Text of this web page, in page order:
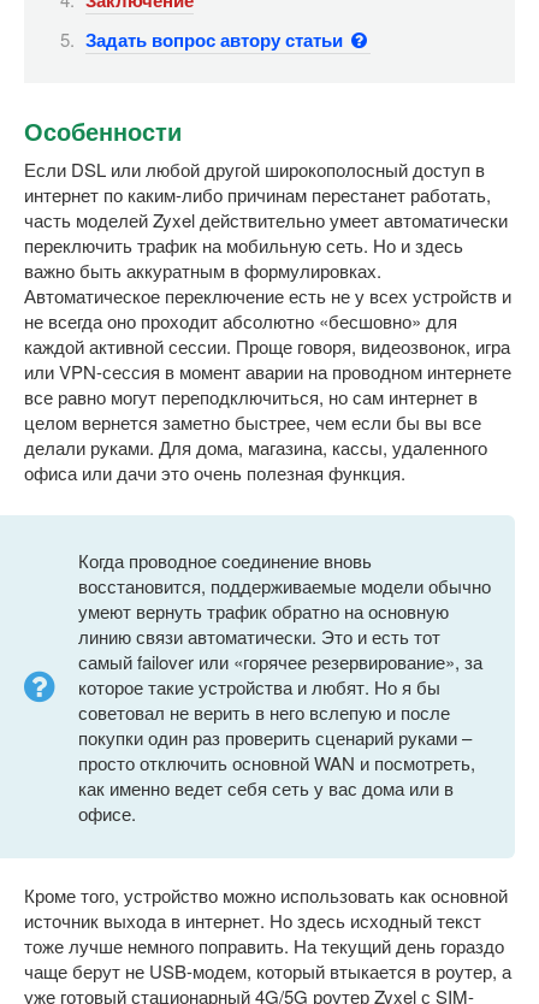
Задать вопрос автору статьи
Особенности
Если DSL или любой другой широкополосный доступ в
интернет по каким-либо причинам перестанет работать,
часть моделей Zyxel действительно умеет автоматически
переключить трафик на мобильную сеть. Но и здесь
важно быть аккуратным в формулировках.
Автоматическое переключение есть не у всех устройств и
не всегда оно проходит абсолютно «бесшовно» для
каждой активной сессии. Проще говоря, видеозвонок, игра
или VPN-сессия в момент аварии на проводном интернете
все равно могут переподключиться, но сам интернет в
целом вернется заметно быстрее, чем если бы вы все
делали руками. Для дома, магазина, кассы, удаленного
офиса или дачи это очень полезная функция.
Когда проводное соединение вновь
восстановится, поддерживаемые модели обычно
умеют вернуть трафик обратно на основную
линию связи автоматически. Это и есть тот
самый failover или «горячее резервирование», за
которое такие устройства и любят. Но я бы
советовал не верить в него вслепую и после
покупки один раз проверить сценарий руками –
просто отключить основной WAN и посмотреть,
как именно ведет себя сеть у вас дома или в
офисе.
Кроме того, устройство можно использовать как основной
источник выхода в интернет. Но здесь исходный текст
тоже лучше немного поправить. На текущий день гораздо
чаще берут не USB-модем, который втыкается в роутер, а
уже готовый стационарный 4G/5G роутер Zyxel с SIM-